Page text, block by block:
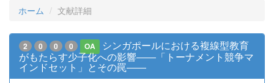
ホーム 文献詳細
2 0 0 0 OA
シンガポールにおける複線型教育
がもたらす少子化への影響――「トーナメント競争マ
インドセット」とその罠――